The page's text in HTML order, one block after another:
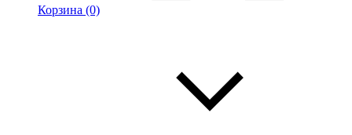
Корзина (0)